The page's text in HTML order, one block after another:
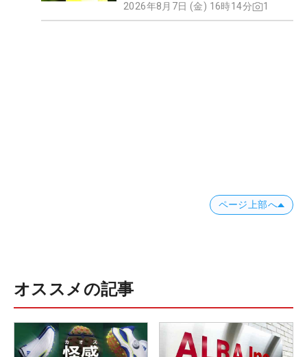
2026年8月7日 (金) 16時14分 1
ページ上部へ
オススメの記事